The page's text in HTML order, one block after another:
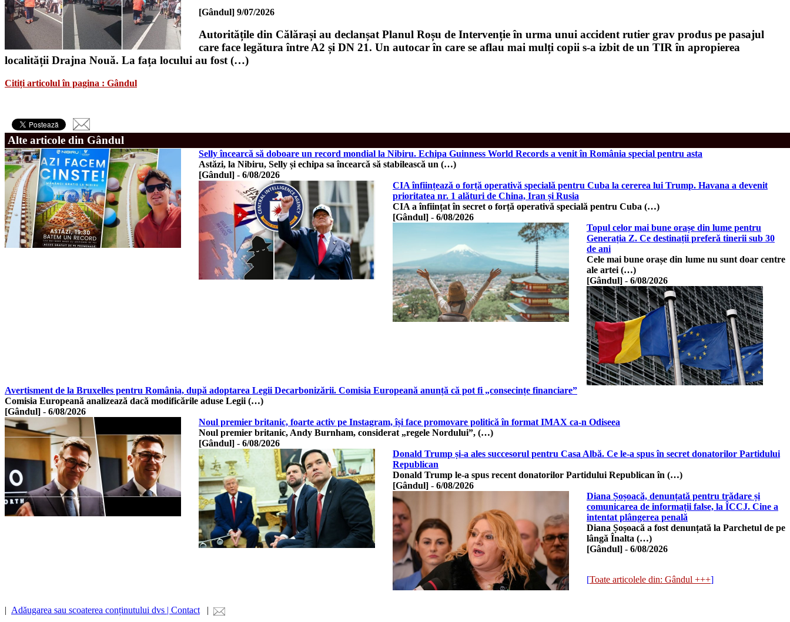
[Gândul] 9/07/2026
Autoritățile din Călărași au declanșat Planul Roșu de Intervenție în urma unui accident rutier grav produs pe pasajul
care face legătura între A2 și DN 21. Un autocar în care se aflau mai mulți copii s-a izbit de un TIR în apropierea
localității Drajna Nouă. La fața locului au fost (…)
Citiți articolul în pagina : Gândul
Alte articole din Gândul
Selly încearcă să doboare un record mondial la Nibiru. Echipa Guinness World Records a venit în România special pentru asta
Astăzi, la Nibiru, Selly și echipa sa încearcă să stabilească un (…)
[Gândul] - 6/08/2026
CIA înființează o forță operativă specială pentru Cuba la cererea lui Trump. Havana a devenit
prioritatea nr. 1 alături de China, Iran și Rusia
CIA a înființat în secret o forță operativă specială pentru Cuba (…)
[Gândul] - 6/08/2026
Topul celor mai bune orașe din lume pentru
Generația Z. Ce destinații preferă tinerii sub 30
de ani
Cele mai bune orașe din lume nu sunt doar centre
ale artei (…)
[Gândul] - 6/08/2026
Avertisment de la Bruxelles pentru România, după adoptarea Legii Decarbonizării. Comisia Europeană anunță că pot fi „consecințe financiare”
Comisia Europeană analizează dacă modificările aduse Legii (…)
[Gândul] - 6/08/2026
Noul premier britanic, foarte activ pe Instagram, își face promovare politică în format IMAX ca-n Odiseea
Noul premier britanic, Andy Burnham, considerat „regele Nordului”, (…)
[Gândul] - 6/08/2026
Donald Trump și-a ales succesorul pentru Casa Albă. Ce le-a spus în secret donatorilor Partidului
Republican
Donald Trump le-a spus recent donatorilor Partidului Republican în (…)
[Gândul] - 6/08/2026
Diana Șoșoacă, denunțată pentru trădare și
comunicarea de informații false, la ÎCCJ. Cine a
intentat plângerea penală
Diana Șoșoacă a fost denunțată la Parchetul de pe
lângă Înalta (…)
[Gândul] - 6/08/2026
[Toate articolele din: Gândul +++]
| Adăugarea sau scoaterea conținutului dvs | Contact |